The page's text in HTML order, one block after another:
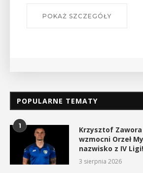
POPULARNE TEMATY
1
Krzysztof
wzmocni Orzeł
nazwisko z IV Ligi!
3 sierpnia 2026